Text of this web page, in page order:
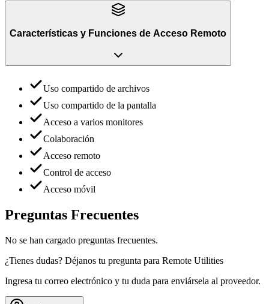
Características y Funciones de Acceso Remoto
Uso compartido de archivos
Uso compartido de la pantalla
Acceso a varios monitores
Colaboración
Acceso remoto
Control de acceso
Acceso móvil
Preguntas Frecuentes
No se han cargado preguntas frecuentes.
¿Tienes dudas? Déjanos tu pregunta para Remote Utilities
Ingresa tu correo electrónico y tu duda para enviársela al proveedor.